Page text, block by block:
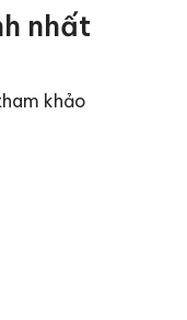
nhất
khảo